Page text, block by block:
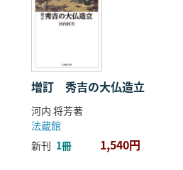
増訂 秀吉の大仏造立
河内 将芳著
法蔵館
新刊 1冊 1,540円